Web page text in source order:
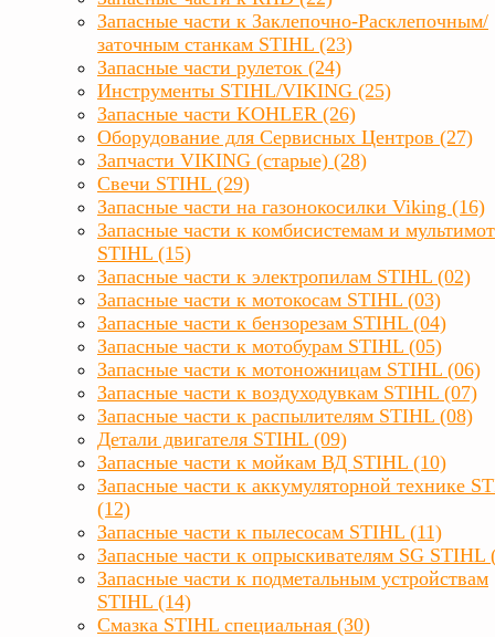
Запасные части к Заклепочно-Расклепочным/
заточным станкам STIHL (23)
Запасные части рулеток (24)
Инструменты STIHL/VIKING (25)
Запасные части KOHLER (26)
Оборудование для Сервисных Центров (27)
Запчасти VIKING (старые) (28)
Свечи STIHL (29)
Запасные части на газонокосилки Viking (16)
Запасные части к комбисистемам и
STIHL (15)
Запасные части к электропилам STIHL (02)
Запасные части к мотокосам STIHL (03)
Запасные части к бензорезам STIHL (04)
Запасные части к мотобурам STIHL (05)
Запасные части к мотоножницам STIHL (06)
Запасные части к воздуходувкам STIHL (07)
Запасные части к распылителям STIHL (08)
Детали двигателя STIHL (09)
Запасные части к мойкам ВД STIHL (10)
Запасные части к аккумуляторной технике
(12)
Запасные части к пылесосам STIHL (11)
Запасные части к опрыскивателям SG STIHL
Запасные части к подметальным устройствам
STIHL (14)
Смазка STIHL специальная (30)